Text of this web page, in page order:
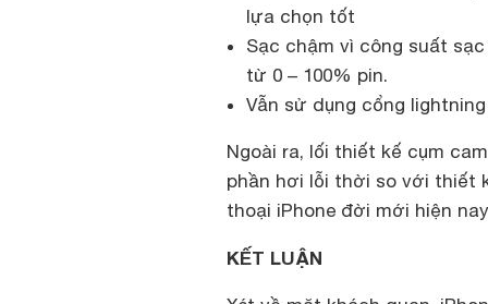
lựa chọn tốt
Sạc chậm vì công suất
từ 0 – 100% pin.
Vẫn sử dụng cổng lightning
Ngoài ra, lối thiết kế cụm
phần hơi lỗi thời so với thiết
thoại iPhone đời mới hiện
KẾT LUẬN